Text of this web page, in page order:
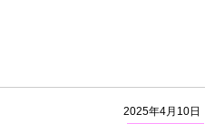
2025年4月10日